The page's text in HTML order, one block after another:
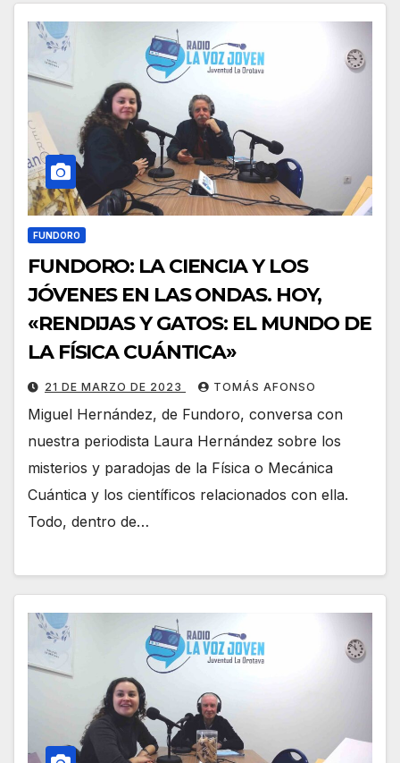
FUNDORO
FUNDORO: LA CIENCIA Y LOS
JÓVENES EN LAS ONDAS. HOY,
«RENDIJAS Y GATOS: EL MUNDO DE
LA FÍSICA CUÁNTICA»
21 DE MARZO DE 2023 TOMÁS AFONSO
Miguel Hernández, de Fundoro, conversa con
nuestra periodista Laura Hernández sobre los
misterios y paradojas de la Física o Mecánica
Cuántica y los científicos relacionados con ella.
Todo, dentro de…